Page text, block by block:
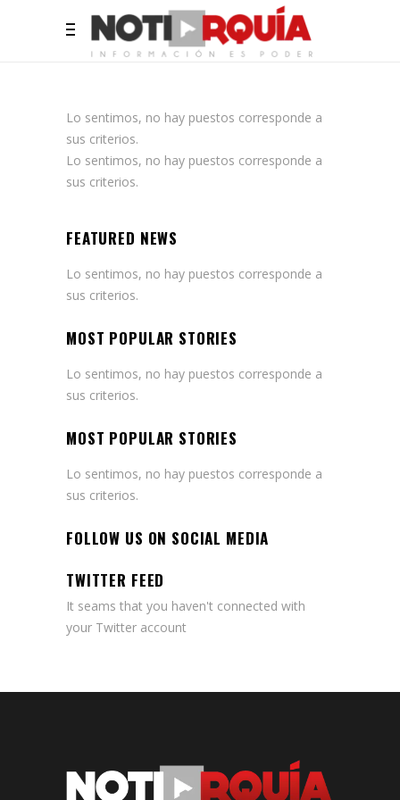
Lo sentimos, no hay puestos corresponde a
sus criterios.
Lo sentimos, no hay puestos corresponde a
sus criterios.
FEATURED NEWS
Lo sentimos, no hay puestos corresponde a
sus criterios.
MOST POPULAR STORIES
Lo sentimos, no hay puestos corresponde a
sus criterios.
MOST POPULAR STORIES
Lo sentimos, no hay puestos corresponde a
sus criterios.
FOLLOW US ON SOCIAL MEDIA
TWITTER FEED
It seams that you haven't connected with
your Twitter account